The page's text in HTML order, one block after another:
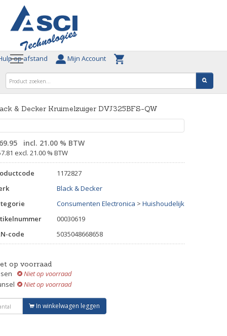
op afstand Mijn Account
& Decker Kruimelzuiger DVJ325BFS-QW
incl. 21.00 % BTW
excl. 21.00 % BTW
1172827
Black & Decker
Consumenten Electronica > Huishoudelijk
00030619
code
5035048668658
op voorraad
Niet op voorraad
Niet op voorraad
In winkelwagen leggen